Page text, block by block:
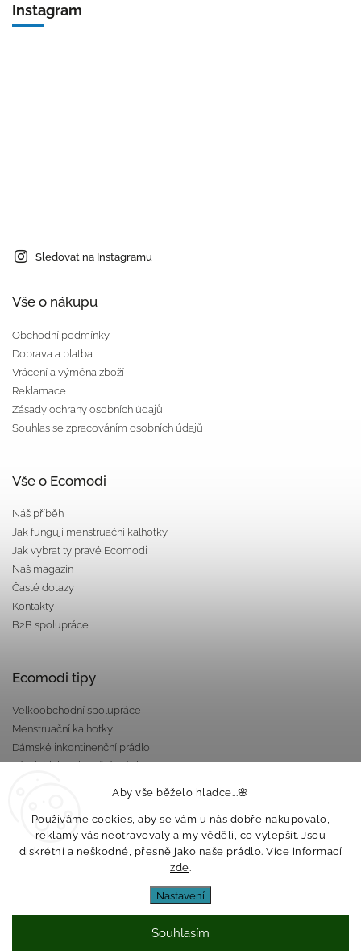
Aby vše běželo hladce...🌸
Používáme cookies, aby se vám u nás dobře nakupovalo,
reklamy vás neotravovaly a my věděli, co vylepšit. Jsou
diskrétní a neškodné, přesně jako naše prádlo. Více informací
zde.
Nastavení
Souhlasím
Instagram
Sledovat na Instagramu
Vše o nákupu
Obchodní podmínky
Doprava a platba
Vrácení a výměna zboží
Reklamace
Zásady ochrany osobních údajů
Souhlas se zpracováním osobních údajů
Vše o Ecomodi
Náš příběh
Jak fungují menstruační kalhotky
Jak vybrat ty pravé Ecomodi
Náš magazín
Časté dotazy
Kontakty
B2B spolupráce
Ecomodi tipy
Velkoobchodní spolupráce
Menstruační kalhotky
Dámské inkontinenční prádlo
Pánské inkontinenční prádlo